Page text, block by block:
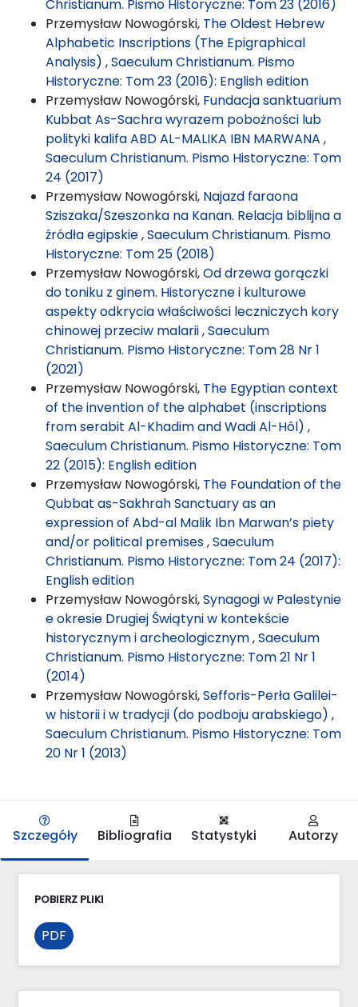
Christianum. Pismo Historyczne: Tom 23 (2016)
Przemysław Nowogórski, The Oldest Hebrew
Alphabetic Inscriptions (The Epigraphical
Analysis) ,Saeculum Christianum. Pismo
Historyczne: Tom 23 (2016): English edition
Przemysław Nowogórski, Fundacja sanktuarium
Kubbat As-Sachra wyrazem pobożności lub
polityki kalifa ABD AL-MALIKA IBN MARWANA ,
Saeculum Christianum. Pismo Historyczne: Tom
24 (2017)
Przemysław Nowogórski, Najazd faraona
Sziszaka/Szeszonka na Kanan. Relacja biblijna a
źródła egipskie,Saeculum Christianum. Pismo
Historyczne: Tom 25 (2018)
Przemysław Nowogórski,Od drzewa gorączki
do toniku z ginem. Historyczne i kulturowe
aspekty odkrycia właściwości leczniczych kory
chinowej przeciw malarii,Saeculum
Christianum. Pismo Historyczne: Tom 28 Nr 1
(2021)
Przemysław Nowogórski, The Egyptian context
of the invention of the alphabet (inscriptions
from serabit Al-Khadim and Wadi Al-Hôl) ,
Saeculum Christianum. Pismo Historyczne: Tom
22 (2015): English edition
Przemysław Nowogórski, The Foundation of the
Qubbat as-Sakhrah Sanctuary as an
expression of Abd-al Malik Ibn Marwan’s piety
and/or political premises,Saeculum
Christianum. Pismo Historyczne: Tom 24 (2017):
English edition
Przemysław Nowogórski,Synagogi w Palestynie
e okresie Drugiej Świątyni w kontekście
historycznym i archeologicznym,Saeculum
Christianum. Pismo Historyczne: Tom 21 Nr 1
(2014)
Przemysław Nowogórski,Sefforis-Perła Galilei-
w historii i w tradycji (do podboju arabskiego) ,
Saeculum Christianum. Pismo Historyczne: Tom
20 Nr 1 (2013)
Szczegóły Bibliografia Statystyki Autorzy
POBIERZ PLIKI
PDF